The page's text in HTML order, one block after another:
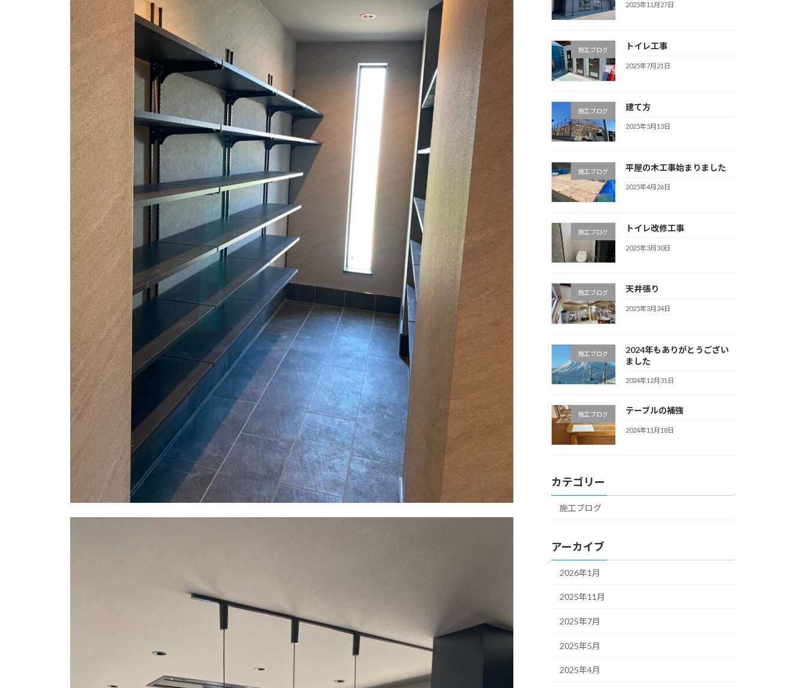
2025年11月27日
施工ブログ トイレ工事
2025年7月21日
施工ブログ 建て方
2025年5月13日
施工ブログ 平屋の木工事始まりました
2025年4月26日
施工ブログ トイレ改修工事
2025年3月30日
施工ブログ 天井張り
2025年3月24日
施工ブログ
2024年もありがとうござい
ました
2024年12月31日
施工ブログ テーブルの補強
2024年11月18日
カテゴリー
施工ブログ
アーカイブ
2026年1月
2025年11月
2025年7月
2025年5月
2025年4月